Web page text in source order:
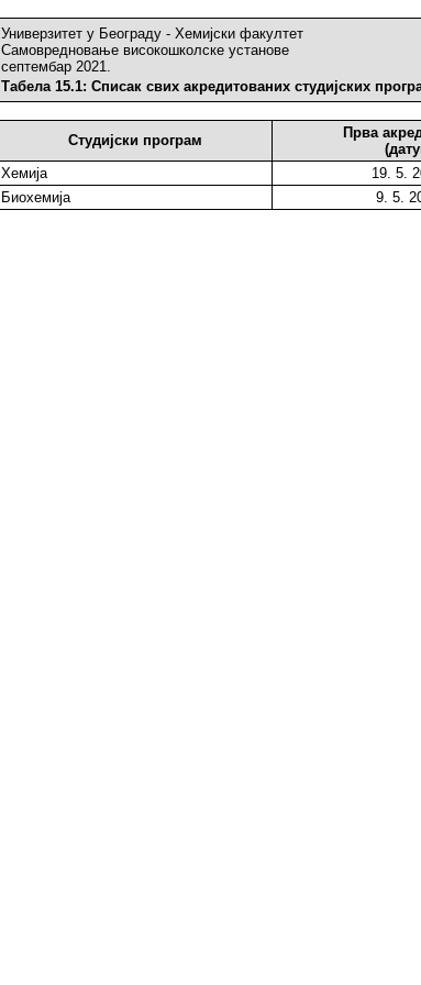
Универзитет у Београду - Хемијски факултет
Самовредновање високошколске установе
септембар 2021.
Табела 15.1: Списак свих акредитованих студијских
Студијски програм
Прва
Хемија
19. 5.
Биохемија
9. 5.